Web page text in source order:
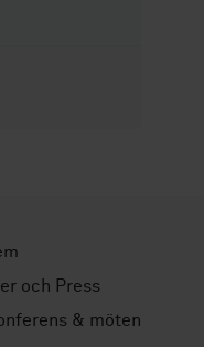
och Press
& möten